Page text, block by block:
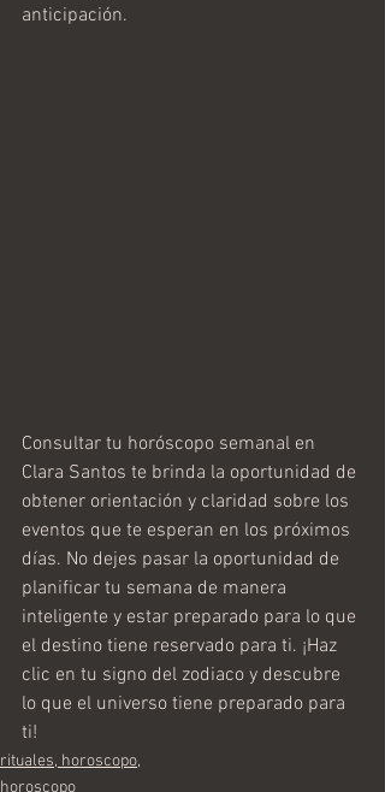
anticipación.
Consultar tu horóscopo semanal en
Clara Santos te brinda la oportunidad de
obtener orientación y claridad sobre los
eventos que te esperan en los próximos
días. No dejes pasar la oportunidad de
planificar tu semana de manera
inteligente y estar preparado para lo que
el destino tiene reservado para ti. ¡Haz
clic en tu signo del zodiaco y descubre
lo que el universo tiene preparado para
ti!
rituales, horoscopo,
horoscopo